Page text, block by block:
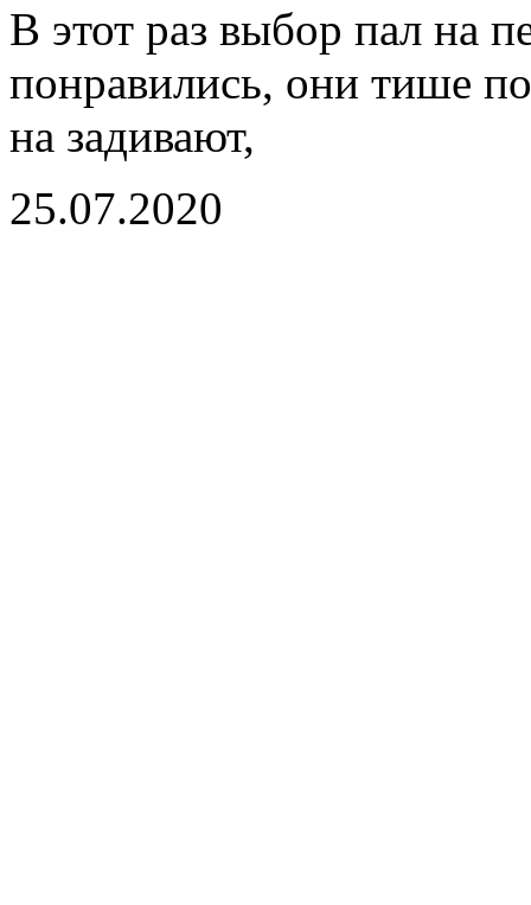
В этот раз выбор пал на
понравились, они тише
на задивают,
25.07.2020